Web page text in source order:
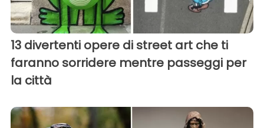
13 divertenti opere di street art che ti
faranno sorridere mentre passeggi per
la città